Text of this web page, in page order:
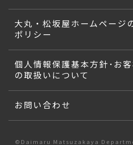
大丸・松坂屋ホームページ
ポリシー
個人情報保護基本方針･お
の取扱いについて
お問い合わせ
©Daimaru Matsuzakaya